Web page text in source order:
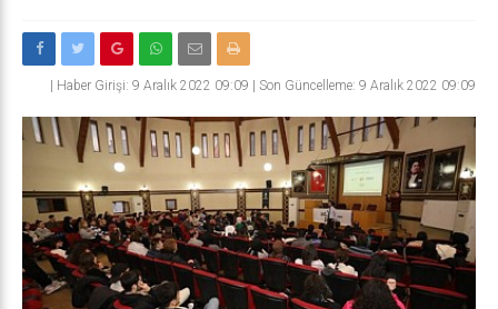
Haber Girişi: 9 Aralık 2022 09:09 | Son Güncelleme: 9 Aralık 2022 09:09